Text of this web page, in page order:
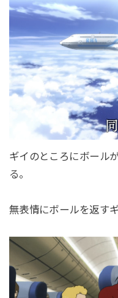
ギイのところにボール
る。
無表情にボールを返すギ